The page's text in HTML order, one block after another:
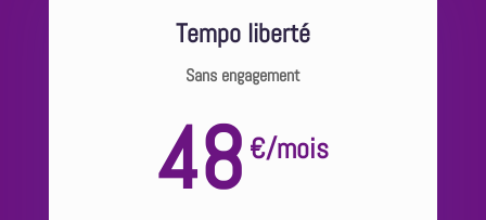
Tempo liberté
Sans engagement
€
48 /mois